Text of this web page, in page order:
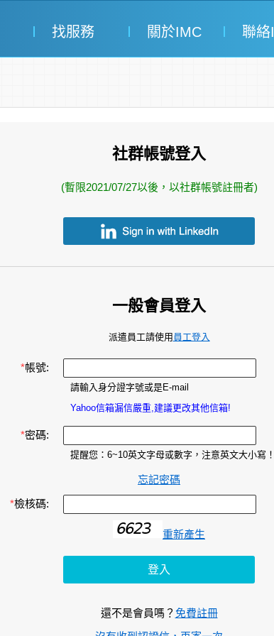
找服務 關於IMC 聯絡
社群帳號登入
(暫限2021/07/27以後，以社群帳號註冊者)
一般會員登入
派遣員工請使用 員工登入
*帳號:
請輸入身分證字號或是E-mail
Yahoo信箱漏信嚴重,建議更改其他信箱!
*密碼:
提醒您：6~10英文字母或數字，注意英文大小寫！
忘記密碼
*檢核碼:
重新產生
還不是會員嗎？ 免費註冊